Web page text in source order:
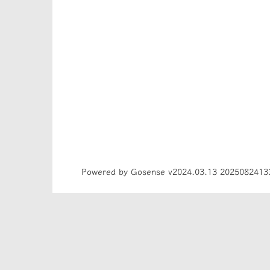
Powered by Gosense v2024.03.13